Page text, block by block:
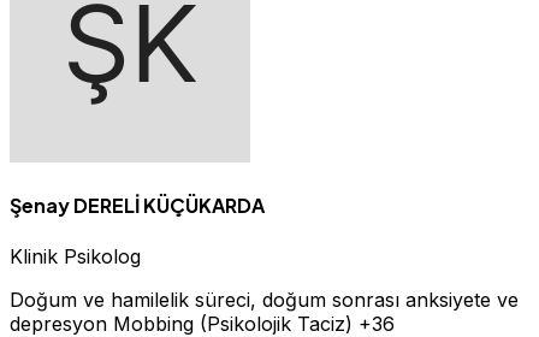
Şenay DERELİ KÜÇÜKARDA
Klinik Psikolog
Doğum ve hamilelik süreci, doğum sonrası anksiyete ve
depresyon Mobbing (Psikolojik Taciz) +36